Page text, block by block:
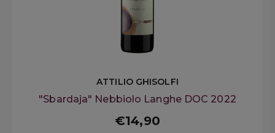
ATTILIO GHISOLFI
"Sbardaja" Nebbiolo Langhe DOC 2022
€14,90